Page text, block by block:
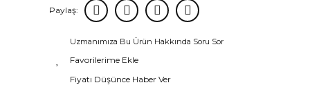
Paylaş:
Uzmanımıza Bu Ürün Hakkında Soru Sor
Fiyatı Düşünce Haber Ver